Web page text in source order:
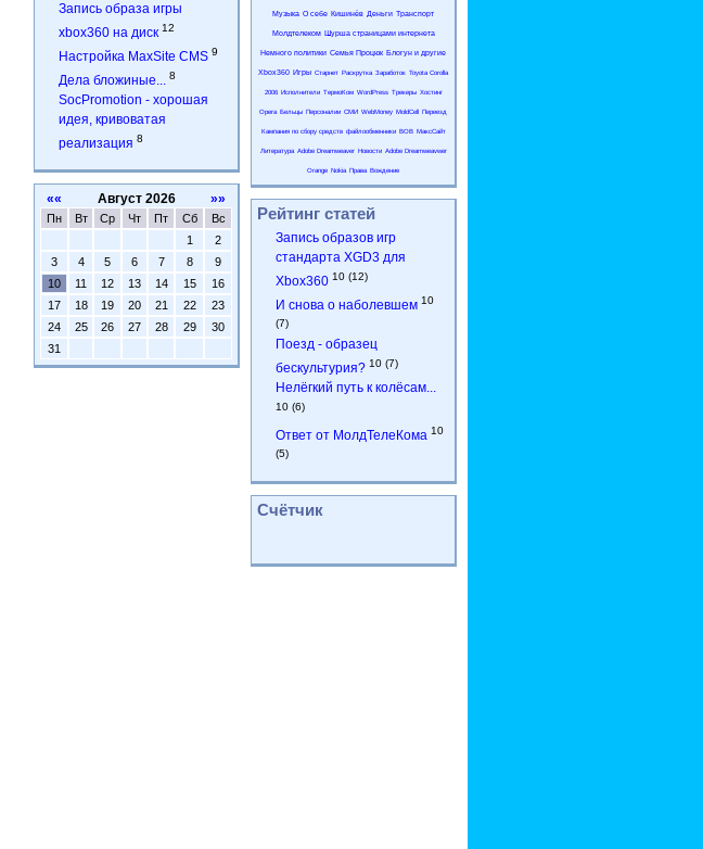
Запись образа игры
xbox360 на диск 12
Настройка MaxSite CMS 9
Дела бложиные... 8
SocPromotion - хорошая
идея, кривоватая
реализация 8
«« Август 2026 »»
Пн Вт Ср Чт Пт Сб
Вс
1
2
3
4 5 6 7 8
9
10
11 12 13 14 15
16
17
18 19 20 21 22
23
24
25 26 27 28 29
30
31
Музыка О себе Кишинёв Деньги Транспорт
Молдтелеком Шурша страницами интернета
Немного политики Семья Процюк Блогун и другие
Xbox360 Игры Старнет Раскрутка Заработок Toyota Corolla
2006 Исполнители ТермоКом WordPress Трекеры Хостинг
Opera Бельцы Персоналии СМИ WebMoney MoldCell Переезд
Кампания по сбору средств файлообменники ВОВ МаксСайт
Литература Adobe Dreamweaver Новости Adobe Dreamweavwer
Orange Nokia Права Вождение
Рейтинг статей
Запись образов игр
стандарта XGD3 для
Xbox360 10 (12)
И снова о наболевшем 10
(7)
Поезд - образец
бескультурия? 10 (7)
Нелёгкий путь к колёсам...
10 (6)
Ответ от МолдТелеКома 10
(5)
Счётчик